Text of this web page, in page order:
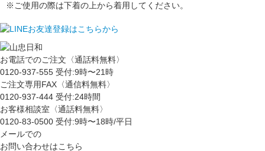
※ご使用の際は下着の上から着用してください。
お電話でのご注文〈通話料無料〉
0120-937-555 受付:9時〜21時
ご注文専用FAX〈通信料無料〉
0120-937-444 受付:24時間
お客様相談室〈通話料無料〉
0120-83-0500 受付:9時〜18時/平日
メールでの
お問い合わせはこちら